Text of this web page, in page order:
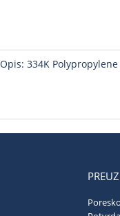
334K